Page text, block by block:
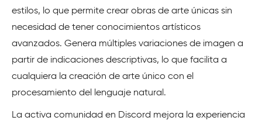
estilos, lo que permite crear obras de arte únicas sin
necesidad de tener conocimientos artísticos
avanzados. Genera múltiples variaciones de imagen a
partir de indicaciones descriptivas, lo que facilita a
cualquiera la creación de arte único con el
procesamiento del lenguaje natural.
La activa comunidad en Discord mejora la experiencia